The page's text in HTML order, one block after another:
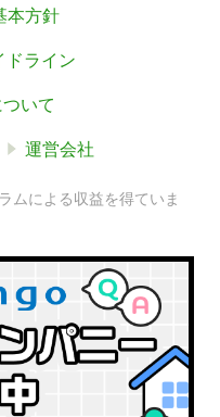
本方針
ドライン
いて
運営会社
ムによる収益を得ていま